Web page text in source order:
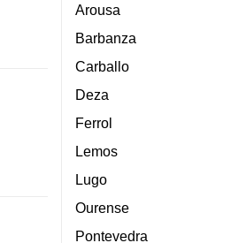
Arousa
Barbanza
Carballo
Deza
Ferrol
Lemos
Lugo
Ourense
Pontevedra